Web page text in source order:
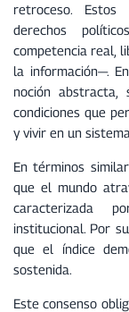
retroceso. Estos
derechos
competencia real,
la información—.
noción abstracta,
condiciones que
y vivir en un
En términos
que el mundo
caracterizada
institucional. Por
que el índice
sostenida.
Este consenso